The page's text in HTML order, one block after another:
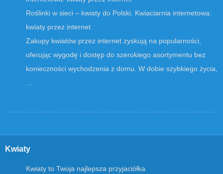
Roślinki w sieci – kwiaty do Polski. Kwiaciarnia internetowa:
kwiaty przez internet
Zakupy kwiatów przez internet zyskują na popularności,
oferując wygodę i dostęp do szerokiego asortymentu bez
konieczności wychodzenia z domu. W dobie szybkiego życia,
Kwiaty
Kwiaty to Twoja najlepsza przyjaciółka